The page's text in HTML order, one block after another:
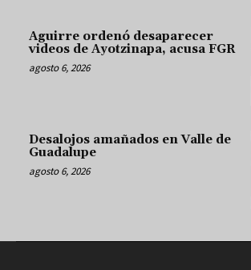
Aguirre ordenó desaparecer
videos de Ayotzinapa, acusa FGR
agosto 6, 2026
Desalojos amañados en Valle de
Guadalupe
agosto 6, 2026